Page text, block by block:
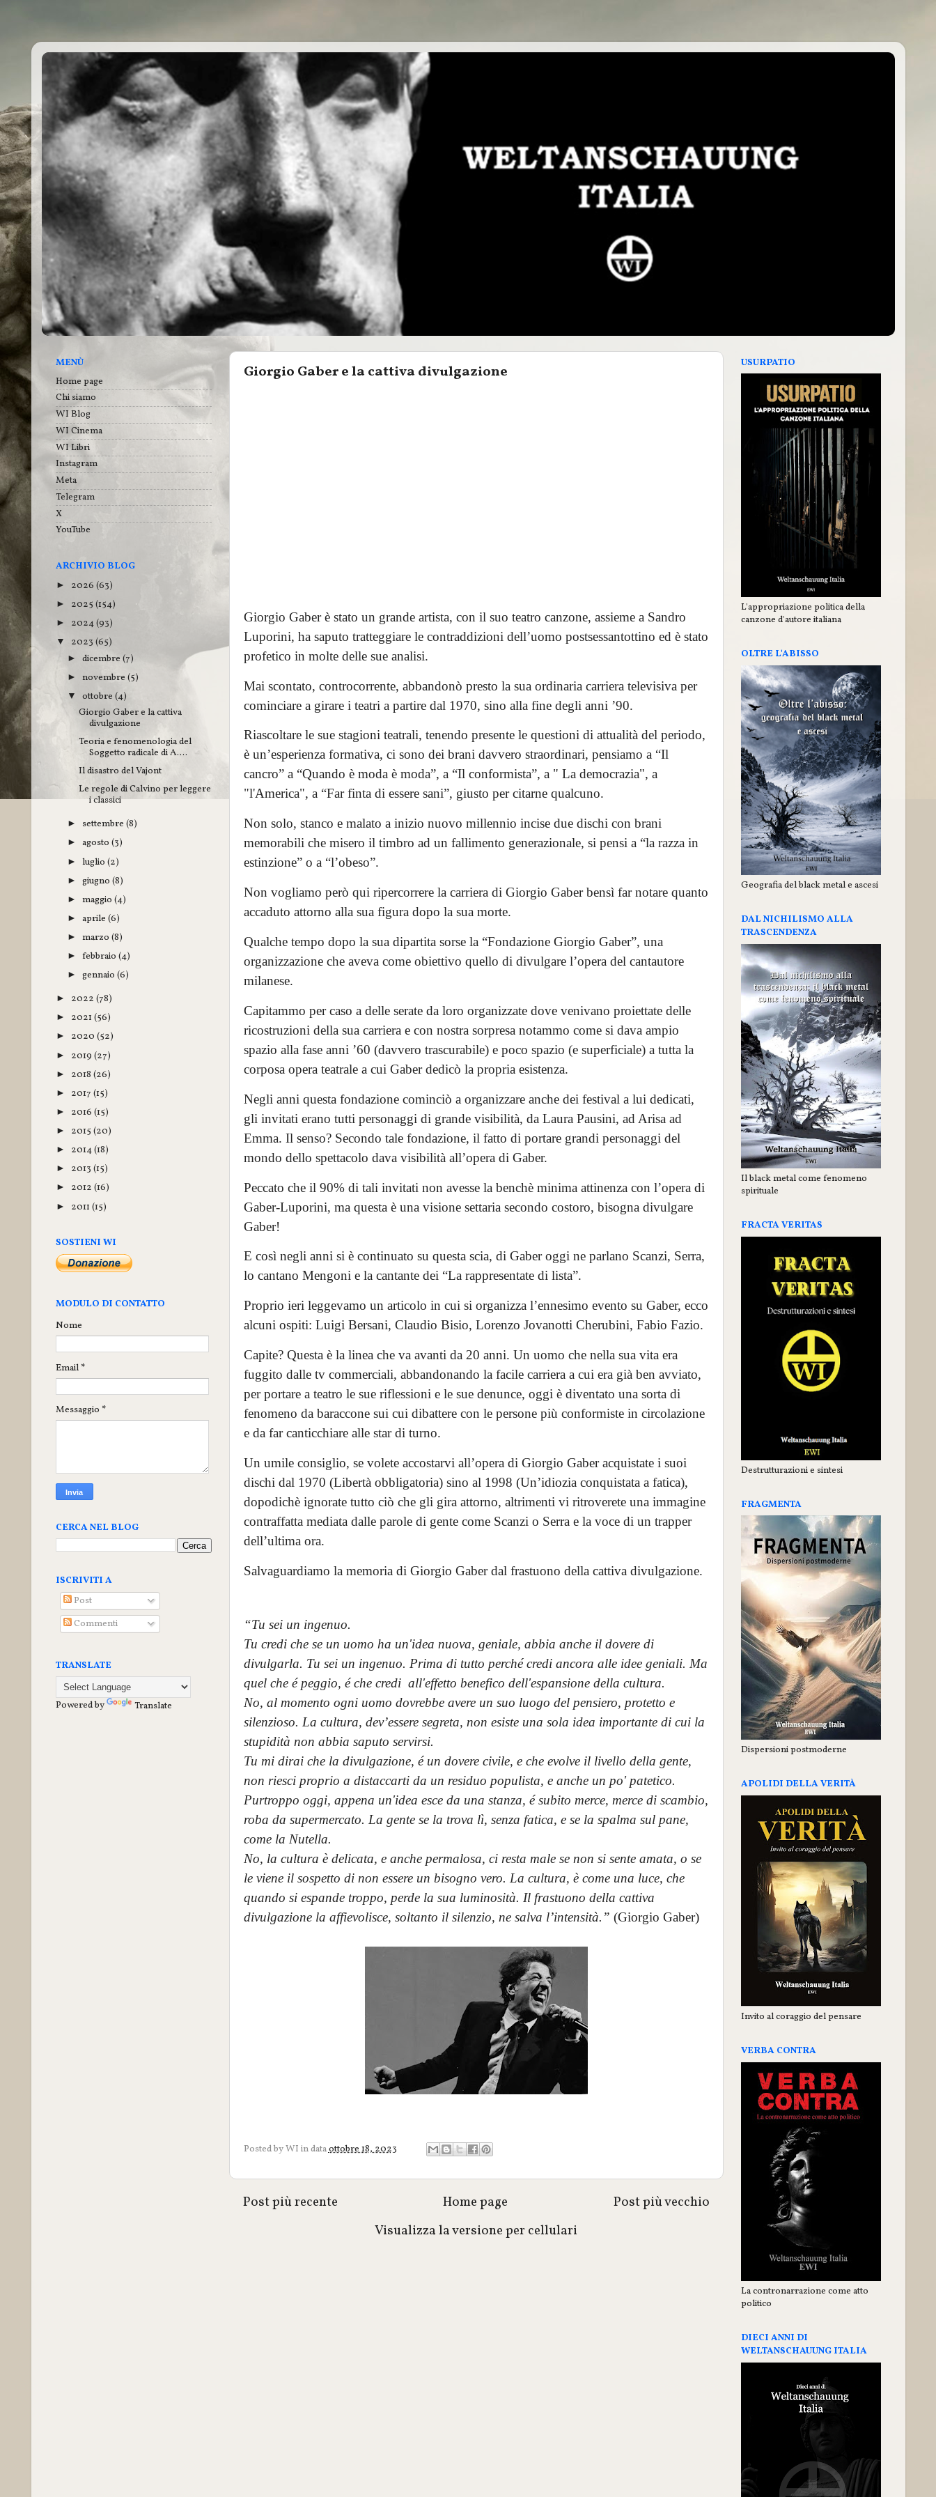
Giorgio Gaber e la cattiva divulgazione
Giorgio Gaber è stato un grande artista, con il suo teatro canzone, assieme a Sandro
Luporini, ha saputo tratteggiare le contraddizioni dell’uomo postsessantottino ed è stato
profetico in molte delle sue analisi.
Mai scontato, controcorrente, abbandonò presto la sua ordinaria carriera televisiva per
cominciare a girare i teatri a partire dal 1970, sino alla fine degli anni ’90.
Riascoltare le sue stagioni teatrali, tenendo presente le questioni di attualità del periodo,
è un’esperienza formativa, ci sono dei brani davvero straordinari, pensiamo a “Il
cancro” a “Quando è moda è moda”, a “Il conformista”, a " La democrazia", a
"l'America", a “Far finta di essere sani”, giusto per citarne qualcuno.
Non solo, stanco e malato a inizio nuovo millennio incise due dischi con brani
memorabili che misero il timbro ad un fallimento generazionale, si pensi a “la razza in
estinzione” o a “l’obeso”.
Non vogliamo però qui ripercorrere la carriera di Giorgio Gaber bensì far notare quanto
accaduto attorno alla sua figura dopo la sua morte.
Qualche tempo dopo la sua dipartita sorse la “Fondazione Giorgio Gaber”, una
organizzazione che aveva come obiettivo quello di divulgare l’opera del cantautore
milanese.
Capitammo per caso a delle serate da loro organizzate dove venivano proiettate delle
ricostruzioni della sua carriera e con nostra sorpresa notammo come si dava ampio
spazio alla fase anni ’60 (davvero trascurabile) e poco spazio (e superficiale) a tutta la
corposa opera teatrale a cui Gaber dedicò la propria esistenza.
Negli anni questa fondazione cominciò a organizzare anche dei festival a lui dedicati,
gli invitati erano tutti personaggi di grande visibilità, da Laura Pausini, ad Arisa ad
Emma. Il senso? Secondo tale fondazione, il fatto di portare grandi personaggi del
mondo dello spettacolo dava visibilità all’opera di Gaber.
Peccato che il 90% di tali invitati non avesse la benchè minima attinenza con l’opera di
Gaber-Luporini, ma questa è una visione settaria secondo costoro, bisogna divulgare
Gaber!
E così negli anni si è continuato su questa scia, di Gaber oggi ne parlano Scanzi, Serra,
lo cantano Mengoni e la cantante dei “La rappresentate di lista”.
Proprio ieri leggevamo un articolo in cui si organizza l’ennesimo evento su Gaber, ecco
alcuni ospiti: Luigi Bersani, Claudio Bisio, Lorenzo Jovanotti Cherubini, Fabio Fazio.
Capite? Questa è la linea che va avanti da 20 anni. Un uomo che nella sua vita era
fuggito dalle tv commerciali, abbandonando la facile carriera a cui era già ben avviato,
per portare a teatro le sue riflessioni e le sue denunce, oggi è diventato una sorta di
fenomeno da baraccone sui cui dibattere con le persone più conformiste in circolazione
e da far canticchiare alle star di turno.
Un umile consiglio, se volete accostarvi all’opera di Giorgio Gaber acquistate i suoi
dischi dal 1970 (Libertà obbligatoria) sino al 1998 (Un’idiozia conquistata a fatica),
dopodichè ignorate tutto ciò che gli gira attorno, altrimenti vi ritroverete una immagine
contraffatta mediata dalle parole di gente come Scanzi o Serra e la voce di un trapper
dell’ultima ora.
Salvaguardiamo la memoria di Giorgio Gaber dal frastuono della cattiva divulgazione.
“Tu sei un ingenuo.
Tu credi che se un uomo ha un'idea nuova, geniale, abbia anche il dovere di
divulgarla. Tu sei un ingenuo. Prima di tutto perché credi ancora alle idee geniali. Ma
quel che é peggio, é che credi all'effetto benefico dell'espansione della cultura.
No, al momento ogni uomo dovrebbe avere un suo luogo del pensiero, protetto e
silenzioso. La cultura, dev’essere segreta, non esiste una sola idea importante di cui la
stupidità non abbia saputo servirsi.
Tu mi dirai che la divulgazione, é un dovere civile, e che evolve il livello della gente,
non riesci proprio a distaccarti da un residuo populista, e anche un po' patetico.
Purtroppo oggi, appena un'idea esce da una stanza, é subito merce, merce di scambio,
roba da supermercato. La gente se la trova lì, senza fatica, e se la spalma sul pane,
come la Nutella.
No, la cultura è delicata, e anche permalosa, ci resta male se non si sente amata, o se
le viene il sospetto di non essere un bisogno vero. La cultura, è come una luce, che
quando si espande troppo, perde la sua luminosità. Il frastuono della cattiva
divulgazione la affievolisce, soltanto il silenzio, ne salva l’intensità.” (Giorgio Gaber)
Posted byWI in dataottobre 18, 2023
Post più recente Post più vecchio
Home page
Visualizza la versione per cellulari
MENÙ
Home page
Chi siamo
WI Blog
WI Cinema
WI Libri
Instagram
Meta
Telegram
X
YouTube
ARCHIVIO BLOG
► 2026 (63)
► 2025 (154)
► 2024(93)
▼ 2023 (65)
► dicembre (7)
► novembre (5)
▼ ottobre (4)
Giorgio Gaber e la cattiva
divulgazione
Teoria e fenomenologia del
Soggetto radicale di A....
Il disastro del Vajont
Le regole di Calvino per leggere
i classici
► settembre (8)
► agosto (3)
► luglio (2)
► giugno (8)
► maggio (4)
► aprile (6)
► marzo (8)
► febbraio (4)
► gennaio (6)
► 2022 (78)
► 2021 (56)
► 2020 (52)
► 2019 (27)
► 2018 (26)
► 2017 (15)
► 2016 (15)
► 2015 (20)
► 2014(18)
► 2013 (15)
► 2012 (16)
► 2011 (15)
SOSTIENI WI
MODULO DI CONTATTO
Nome
Email *
Messaggio *
CERCA NEL BLOG
ISCRIVITI A
Post
Commenti
TRANSLATE
Powered by Translate
USURPATIO
L'appropriazione politica della
canzone d'autore italiana
OLTRE L'ABISSO
Geografia del black metal e ascesi
DAL NICHILISMO ALLA
TRASCENDENZA
Il black metal come fenomeno
spirituale
FRACTA VERITAS
Destrutturazioni e sintesi
FRAGMENTA
Dispersioni postmoderne
APOLIDI DELLA VERITÀ
Invito al coraggio del pensare
VERBA CONTRA
La contronarrazione come atto
politico
DIECI ANNI DI
WELTANSCHAUUNG ITALIA